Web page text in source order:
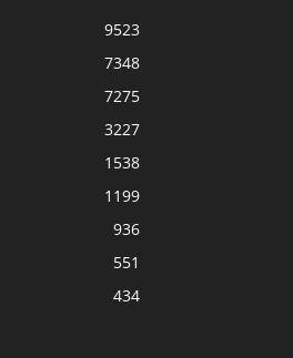
9523
7348
7275
3227
1538
1199
936
551
434